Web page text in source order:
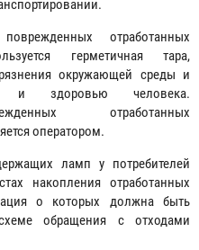
отработанных
герметичная тара,
окружающей среды и
и здоровью человека.
отработанных
оператором.
ламп у потребителей
накопления отработанных
о которых должна быть
обращения с отходами